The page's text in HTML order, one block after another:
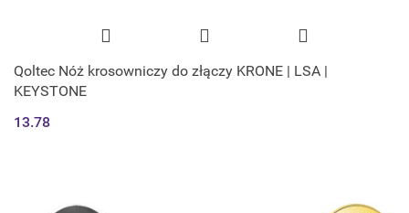
Qoltec Nóż krosowniczy do złączy KRONE | LSA |
KEYSTONE
13.78